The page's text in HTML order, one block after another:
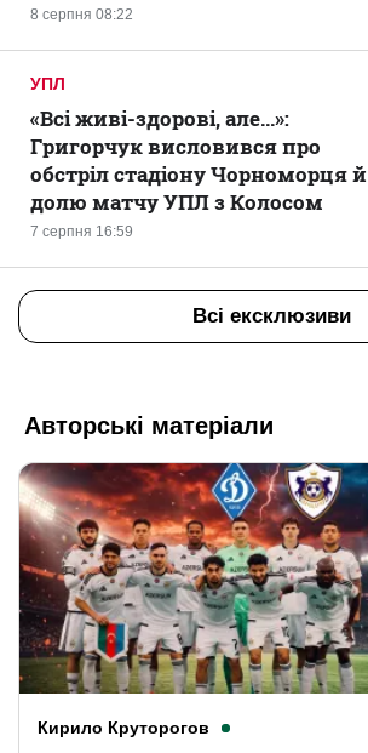
8 серпня 08:22
УПЛ
7 серпня 16:59
«Всі живі-здорові, але...»:
Григорчук висловився про
обстріл стадіону Чорноморця й
долю матчу УПЛ з Колосом
Всі ексклюзиви
Авторські матеріали
Кирило Круторогов